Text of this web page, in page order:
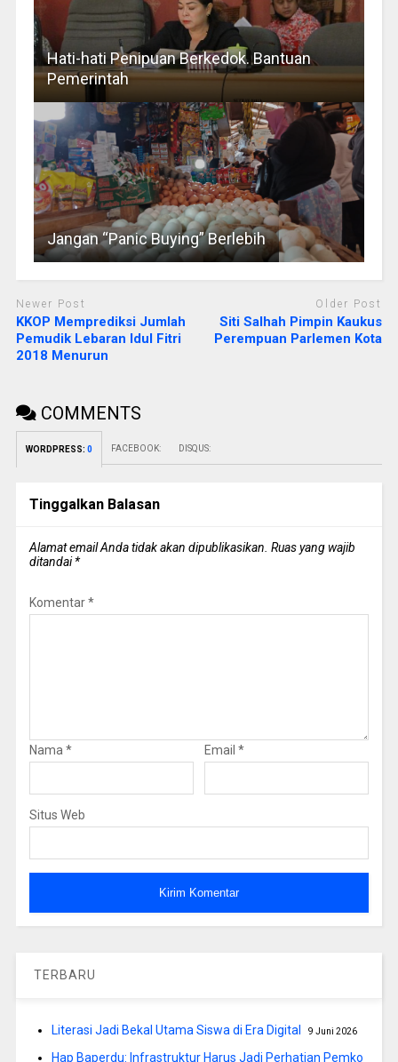
Hati-hati Penipuan Berkedok. Bantuan
Pemerintah
Jangan “Panic Buying” Berlebih
Newer Post
KKOP Memprediksi Jumlah
Pemudik Lebaran Idul Fitri
2018 Menurun
Older Post
Siti Salhah Pimpin Kaukus
Perempuan Parlemen Kota
COMMENTS
WORDPRESS: 0 FACEBOOK: DISQUS:
Tinggalkan Balasan
Alamat email Anda tidak akan dipublikasikan. Ruas yang wajib
ditandai*
Komentar*
Nama * Email *
Situs Web
TERBARU
Literasi Jadi Bekal Utama Siswa di Era Digital 9 Juni 2026
Hap Baperdu: Infrastruktur Harus Jadi Perhatian Pemko